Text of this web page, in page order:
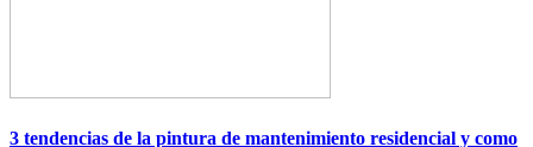
3 tendencias de la pintura de mantenimiento residencial y como